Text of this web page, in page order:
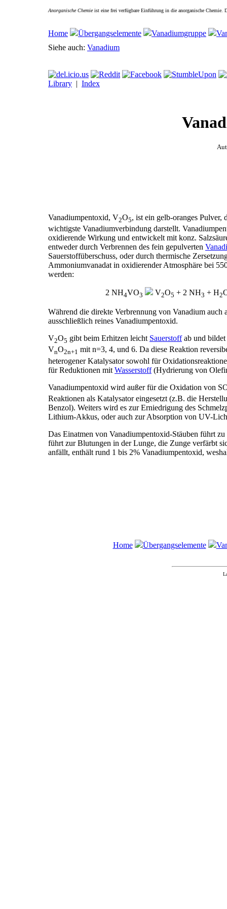
Anorganische Chemieist eine frei verfügbare Einführung in die anorganische
Home Übergangselemente Vanadiumgruppe
Siehe auch: Vanadium
Library | Index
Vanadiumpentoxid, V2O5, ist ein gelb-oranges Pulver,
wichtigste Vanadiumverbindung darstellt.
oxidierende Wirkung und entwickelt mit konz.
entweder durch Verbrennen des fein gepulverten
Sauerstoffüberschuss, oder durch thermische
Ammoniumvanadat in oxidierender Atmosphäre bei
werden:
2 NH4VO3 V2O5 + 2 NH3 + H2
Während die direkte Verbrennung von Vanadium auch
ausschließlich reines Vanadiumpentoxid.
V2O5 gibt beim Erhitzen leicht Sauerstoffab und bildet
VnO2n+1 mit n=3, 4, und 6. Da diese Reaktion
heterogener Katalysator sowohl für
für Reduktionen mit Wasserstoff(Hydrierung von
Vanadiumpentoxid wird außer für die Oxidation von
Reaktionen als Katalysator eingesetzt (z.B. die
Benzol). Weiters wird es zur Erniedrigung des
Lithium-Akkus, oder auch zur Absorption von UV-
Das Einatmen von Vanadiumpentoxid-Stäuben führt
führt zur Blutungen in der Lunge, die Zunge verfärbt
anfällt, enthält rund 1 bis 2% Vanadiumpentoxid,
Home Übergangselemente